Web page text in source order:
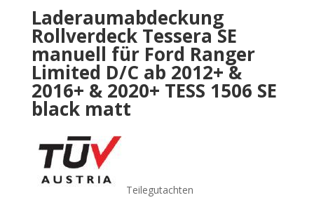
Laderaumabdeckung
Rollverdeck Tessera SE
manuell für Ford Ranger
Limited D/C ab 2012+ &
2016+ & 2020+ TESS 1506 SE
black matt
Teilegutachten